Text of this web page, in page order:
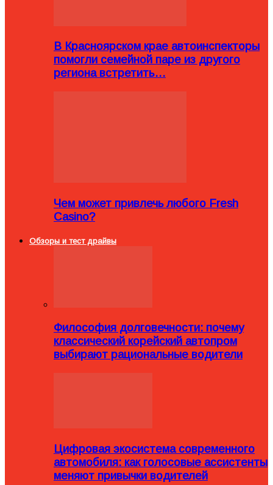
В Красноярском крае автоинспекторы
помогли семейной паре из другого
региона встретить…
Чем может привлечь любого Fresh
Casino?
Обзоры и тест драйвы
Философия долговечности: почему
классический корейский автопром
выбирают рациональные водители
Цифровая экосистема современного
автомобиля: как голосовые ассистенты
меняют привычки водителей